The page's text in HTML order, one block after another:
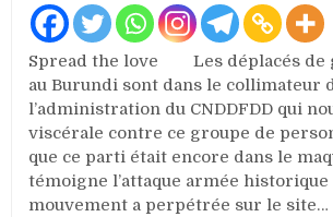
spoliations,
et
envers
les
déplacés
de
guerre
Spread the love Les déplacés de
au Burundi sont dans le collimateur
l’administration du CNDDFDD qui
viscérale contre ce groupe de
que ce parti était encore dans le
témoigne l’attaque armée historique
mouvement a perpétrée sur le site…